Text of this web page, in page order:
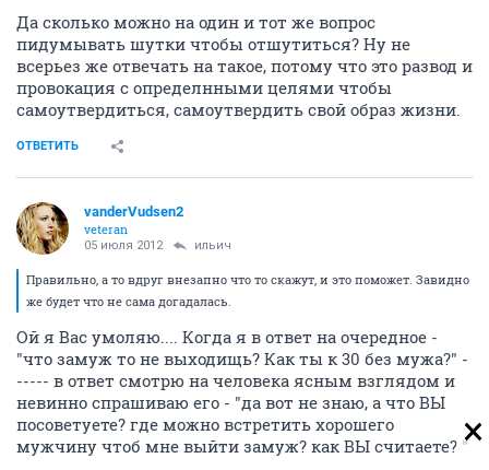
Да сколько можно на один и тот же вопрос
пидумывать шутки чтобы отшутиться? Ну не
всерьез же отвечать на такое, потому что это развод и
провокация с определнными целями чтобы
самоутвердиться, самоутвердить свой образ жизни.
ОТВЕТИТЬ
vanderVudsen2
veteran
05 июля 2012 ильич
Правильно, а то вдруг внезапно что то скажут, и это поможет. Завидно
же будет что не сама догадалась.
Ой я Вас умоляю.... Когда я в ответ на очередное -
"что замуж то не выходищь? Как ты к 30 без мужа?" -
----- в ответ смотрю на человека ясным взглядом и
невинно спрашиваю его - "да вот не знаю, а что ВЫ
посоветуете? где можно встретить хорошего
мужчину чтоб мне выйти замуж? как ВЫ считаете? "